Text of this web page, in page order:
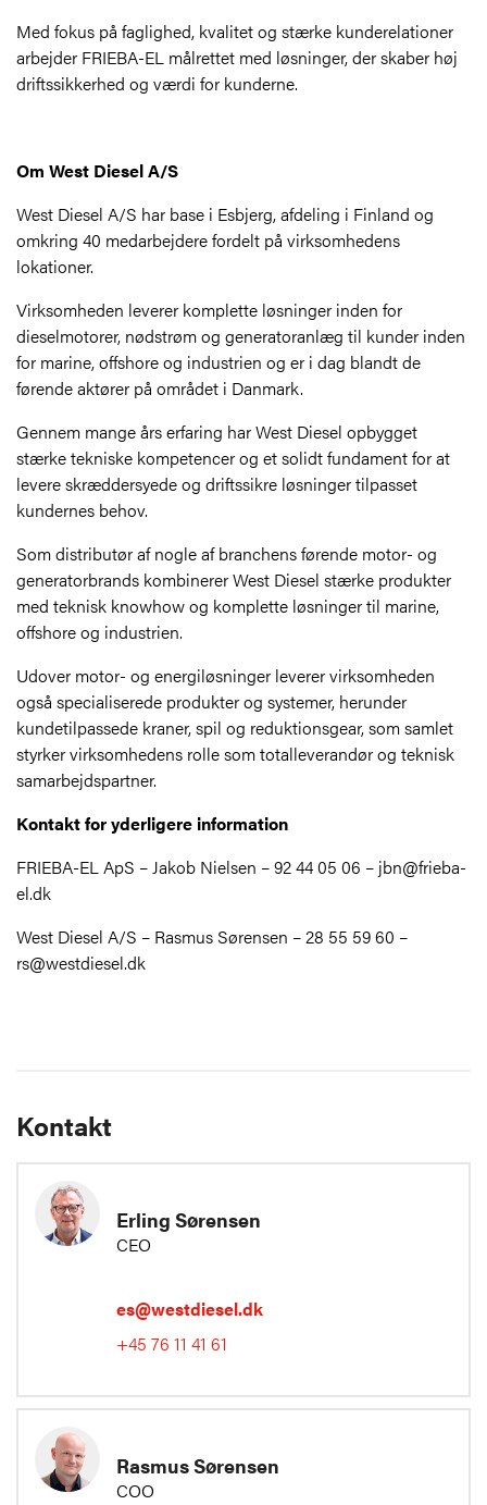
Med fokus på faglighed, kvalitet og stærke kunderelationer
arbejder FRIEBA-EL målrettet med løsninger, der skaber høj
driftssikkerhed og værdi for kunderne.
Om West Diesel A/S
West Diesel A/S har base i Esbjerg, afdeling i Finland og
omkring 40 medarbejdere fordelt på virksomhedens
lokationer.
Virksomheden leverer komplette løsninger inden for
dieselmotorer, nødstrøm og generatoranlæg til kunder inden
for marine, offshore og industrien og er i dag blandt de
førende aktører på området i Danmark.
Gennem mange års erfaring har West Diesel opbygget
stærke tekniske kompetencer og et solidt fundament for at
levere skræddersyede og driftssikre løsninger tilpasset
kundernes behov.
Som distributør af nogle af branchens førende motor- og
generatorbrands kombinerer West Diesel stærke produkter
med teknisk knowhow og komplette løsninger til marine,
offshore og industrien.
Udover motor- og energiløsninger leverer virksomheden
også specialiserede produkter og systemer, herunder
kundetilpassede kraner, spil og reduktionsgear, som samlet
styrker virksomhedens rolle som totalleverandør og teknisk
samarbejdspartner.
Kontakt for yderligere information
FRIEBA-EL ApS – Jakob Nielsen – 92 44 05 06 – jbn@frieba-
el.dk
West Diesel A/S – Rasmus Sørensen – 28 55 59 60 –
rs@westdiesel.dk
Kontakt
Erling Sørensen
CEO
es@westdiesel.dk
+45 76 11 41 61
Rasmus Sørensen
COO